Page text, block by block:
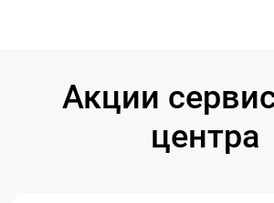
Акции
центра